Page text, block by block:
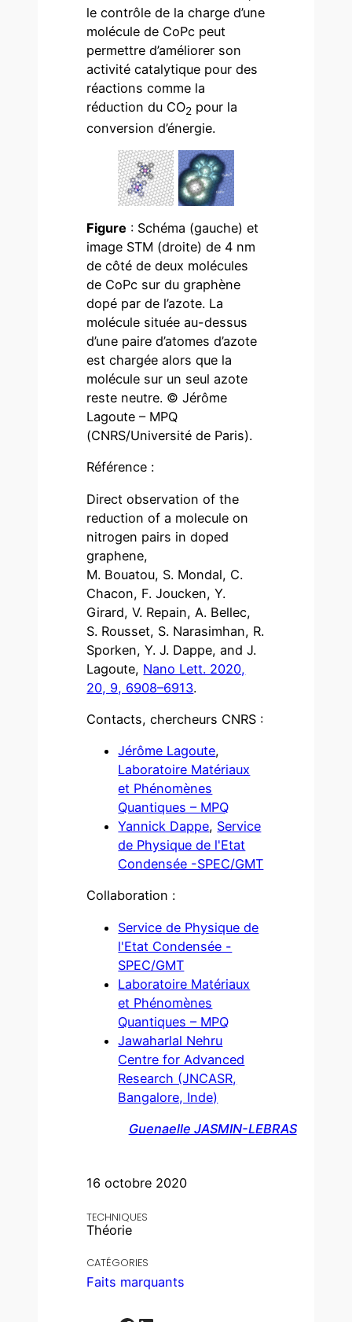
16 octobre 2020
TECHNIQUES
Théorie
CATÉGORIES
Faits marquants
le contrôle de la charge d’une
molécule de CoPc peut
permettre d’améliorer son
activité catalytique pour des
réactions comme la
réduction du CO2 pour la
conversion d’énergie.
Figure : Schéma (gauche) et
image STM (droite) de 4 nm
de côté de deux molécules
de CoPc sur du graphène
dopé par de l’azote. La
molécule située au-dessus
d’une paire d’atomes d’azote
est chargée alors que la
molécule sur un seul azote
reste neutre. © Jérôme
Lagoute – MPQ
(CNRS/Université de Paris).
Référence :
Direct observation of the
reduction of a molecule on
nitrogen pairs in doped
graphene,
M. Bouatou, S. Mondal, C.
Chacon, F. Joucken, Y.
Girard, V. Repain, A. Bellec,
S. Rousset, S. Narasimhan, R.
Sporken, Y. J. Dappe, and J.
Lagoute, Nano Lett. 2020,
20, 9, 6908–6913.
Contacts, chercheurs CNRS :
Jérôme Lagoute,
Laboratoire Matériaux
et Phénomènes
Quantiques – MPQ
Yannick Dappe, Service
de Physique de l'Etat
Condensée -SPEC/GMT
Collaboration :
Service de Physique de
l'Etat Condensée -
SPEC/GMT
Laboratoire Matériaux
et Phénomènes
Quantiques – MPQ
Jawaharlal Nehru
Centre for Advanced
Research (JNCASR,
Bangalore, Inde)
Guenaelle JASMIN-LEBRAS